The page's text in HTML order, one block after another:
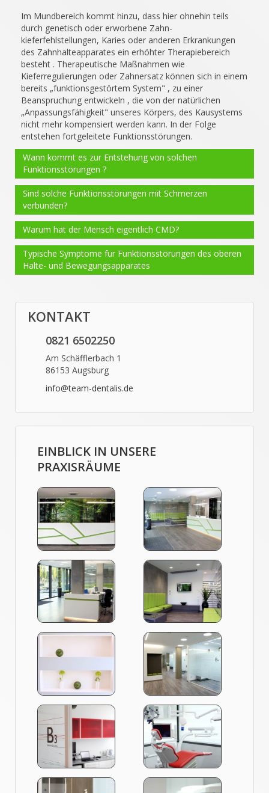
Im Mundbereich kommt hinzu, dass hier ohnehin teils
durch genetisch oder erworbene Zahn-
kieferfehlstellungen, Karies oder anderen Erkrankungen
des Zahnhalteapparates ein erhöhter Therapiebereich
besteht . Therapeutische Maßnahmen wie
Kieferregulierungen oder Zahnersatz können sich in einem
bereits „funktionsgestörtem System" , zu einer
Beanspruchung entwickeln , die von der natürlichen
„Anpassungsfähigkeit" unseres Körpers, des Kausystems
nicht mehr kompensiert werden kann. In der Folge
entstehen fortgeleitete Funktionsstörungen.
Wann kommt es zur Entstehung von solchen
Funktionsstörungen ?
Sind solche Funktionsstörungen mit Schmerzen
verbunden?
Warum hat der Mensch eigentlich CMD?
Typische Symptome für Funktionsstörungen des oberen
Halte- und Bewegungsapparates
KONTAKT
0821 6502250
Am Schäfflerbach 1
86153 Augsburg
info@team-dentalis.de
EINBLICK IN UNSERE
PRAXISRÄUME